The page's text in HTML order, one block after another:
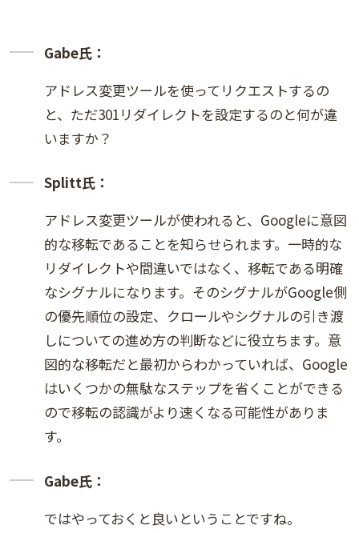
Gabe氏：
アドレス変更ツールを使ってリクエストするの
と、ただ301リダイレクトを設定するのと何が違
いますか？
Splitt氏：
アドレス変更ツールが使われると、Googleに意図
的な移転であることを知らせられます。一時的な
リダイレクトや間違いではなく、移転である明確
なシグナルになります。そのシグナルがGoogle側
の優先順位の設定、クロールやシグナルの引き渡
しについての進め方の判断などに役立ちます。意
図的な移転だと最初からわかっていれば、Google
はいくつかの無駄なステップを省くことができる
ので移転の認識がより速くなる可能性がありま
す。
Gabe氏：
ではやっておくと良いということですね。